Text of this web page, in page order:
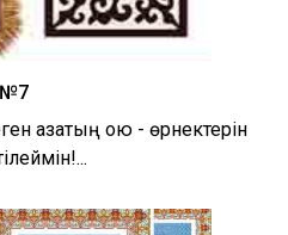
№7
қазақтың ою - өрнектерін